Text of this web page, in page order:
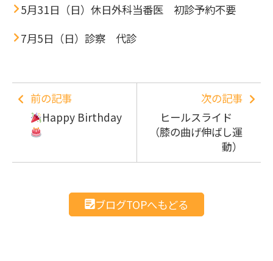
5月31日（日）休日外科当番医 初診予約不要
7月5日（日）診察 代診
前の記事
Happy Birthday
次の記事
ヒールスライド
（膝の曲げ伸ばし運
動）
ブログTOPへもどる